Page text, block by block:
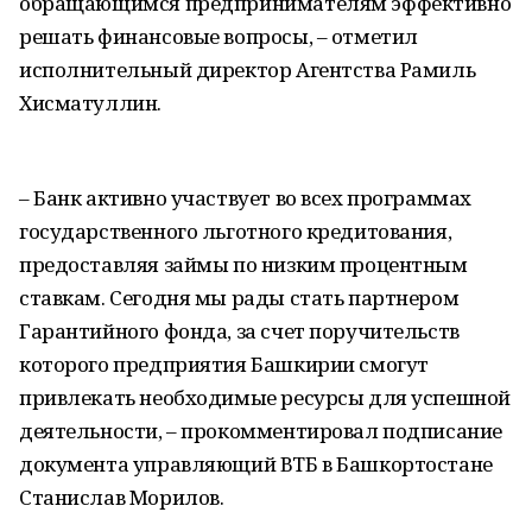
решать финансовые вопросы, – отметил
исполнительный директор Агентства Рамиль
Хисматуллин.
– Банк активно участвует во всех программах
государственного льготного кредитования,
предоставляя займы по низким процентным
ставкам. Сегодня мы рады стать партнером
Гарантийного фонда, за счет поручительств
которого предприятия Башкирии смогут
привлекать необходимые ресурсы для успешной
деятельности, – прокомментировал подписание
документа управляющий ВТБ в Башкортостане
Станислав Морилов.